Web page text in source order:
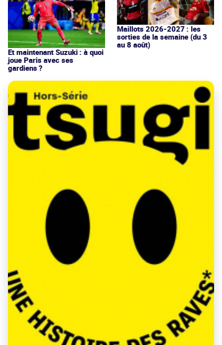
Et maintenant Suzuki : à quoi
joue Paris avec ses
gardiens ?
Maillots 2026-2027 : les
sorties de la semaine (du 3
au 8 août)